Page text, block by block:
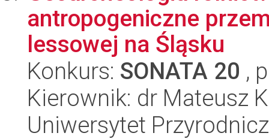
antropogeniczne
lessowej na Śląsku
Konkurs: SONATA 20 ,
Kierownik: dr Mateusz
Uniwersytet